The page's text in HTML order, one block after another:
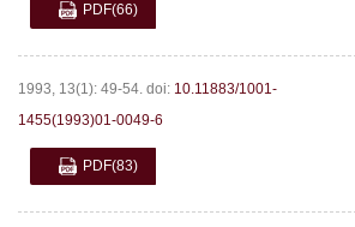
PDF(66)
1993, 13(1): 49-54. doi: 10.11883/1001-
1455(1993)01-0049-6
PDF(83)